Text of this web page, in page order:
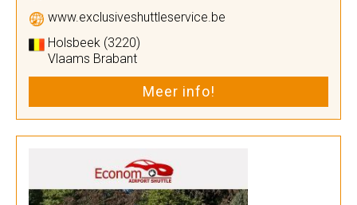
www.exclusiveshuttleservice.be
Holsbeek (3220)
Vlaams Brabant
Meer info!